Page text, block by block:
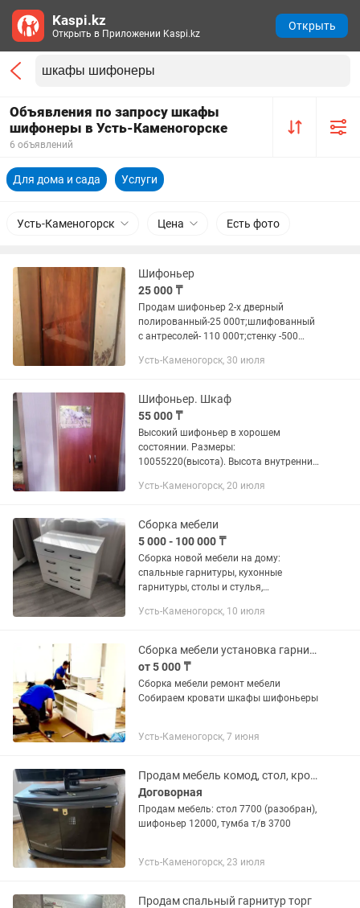
Объявления по запросу шкафы
шифонеры в Усть-Каменогорске
6 объявлений
Для дома и сада Услуги
Усть-Каменогорск Цена Есть фото
Шифоньер
25 000 ₸
Продам шифоньер 2-х дверный
полированный-25 000т;шлифованный
с антресолей- 110 000т;стенку -500
Усть-Каменогорск, 30 июля
Шифоньер. Шкаф
55 000 ₸
Высокий шифоньер в хорошем
состоянии. Размеры:
10055220(высота). Высота внутренних
Усть-Каменогорск, 20 июля
Сборка мебели
5 000 - 100 000 ₸
Сборка новой мебели на дому:
спальные гарнитуры, кухонные
гарнитуры, столы и стулья,
кровати, шифоньеры и шкафы.
Усть-Каменогорск, 10 июля
Сборка мебели установка гарнитура
от 5 000 ₸
Сборка мебели ремонт мебели
Собираем кровати шкафы шифоньеры
Усть-Каменогорск, 7 июня
Продам мебель комод, стол, кровать, тумба т/в, шкаф, трюмо
Договорная
Продам мебель: стол 7700 (разобран),
шифоньер 12000, тумба т/в 3700
Усть-Каменогорск, 23 июля
Продам спальный гарнитур торг
Kaspi.kz
Открыть в Приложении Kaspi.kz
Открыть